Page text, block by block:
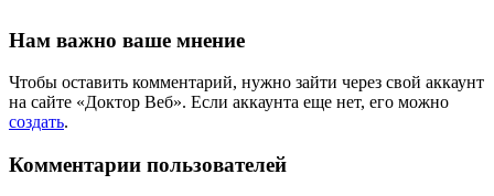
Нам важно ваше мнение
Чтобы оставить комментарий, нужно зайти через свой аккаунт
на сайте «Доктор Веб». Если аккаунта еще нет, его можно
создать.
Комментарии пользователей